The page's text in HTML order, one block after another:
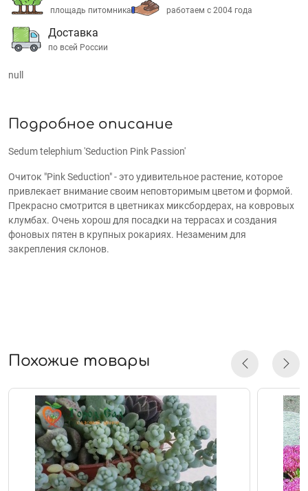
площадь питомника работаем с 2004 года
Доставка
по всей России
null
Подробное описание
Sedum telephium 'Seduction Pink Passion'
Очиток "Pink Seduction" - это удивительное растение, которое
привлекает внимание своим неповторимым цветом и формой.
Прекрасно смотрится в цветниках миксбордерах, на ковровых
клумбах. Очень хорош для посадки на террасах и создания
фоновых пятен в крупных рокариях. Незаменим для
закрепления склонов.
Похожие товары